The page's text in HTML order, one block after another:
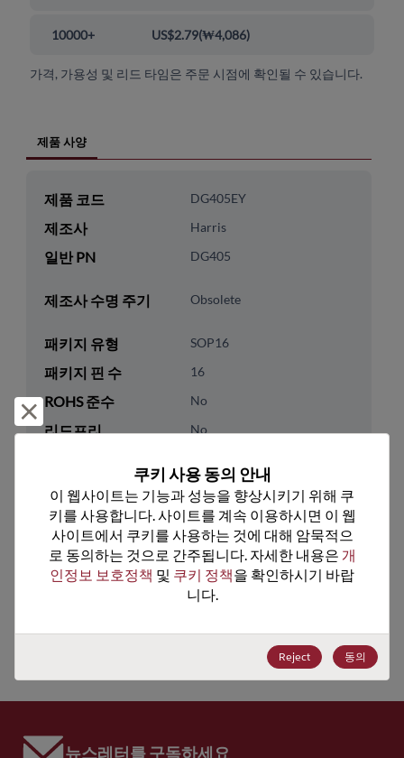
10000+ US$2.79(₩4,086)
가격, 가용성 및 리드 타임은 주문 시점에 확인될 수 있습니다.
제품 사양
제품 코드 DG405EY
제조사 Harris
일반 PN DG405
제조사 수명 주기 Obsolete
패키지 유형 SOP16
패키지 핀 수 16
ROHS 준수 No
리드프리 No
기술 카테고리 Analog & Mixed Signal
기술 하위 카테고리 Multiplexer & Switch
기술 그룹 Multiplexers/Switches
8542.39.0090
ECCN EAR99
뉴스레터를 구독하세요
거부 및 닫기
쿠키 사용 동의 안내
이 웹사이트는 기능과 성능을 향상시키기 위해 쿠
키를 사용합니다. 사이트를 계속 이용하시면 이 웹
사이트에서 쿠키를 사용하는 것에 대해 암묵적으
로 동의하는 것으로 간주됩니다. 자세한 내용은 개
인정보 보호정책 및 쿠키 정책을 확인하시기 바랍
니다.
Reject 동의